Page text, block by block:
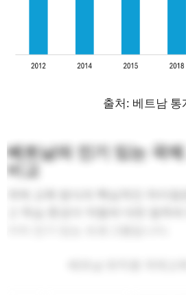
출처: 베트남 통
베트남의 인기 있는 국
비교